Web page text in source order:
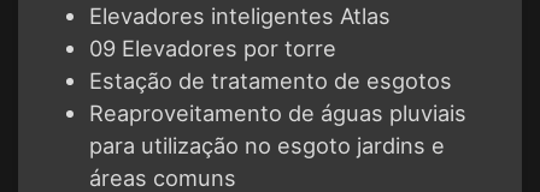
Elevadores inteligentes Atlas
09 Elevadores por torre
Estação de tratamento de esgotos
Reaproveitamento de águas pluviais
para utilização no esgoto jardins e
áreas comuns